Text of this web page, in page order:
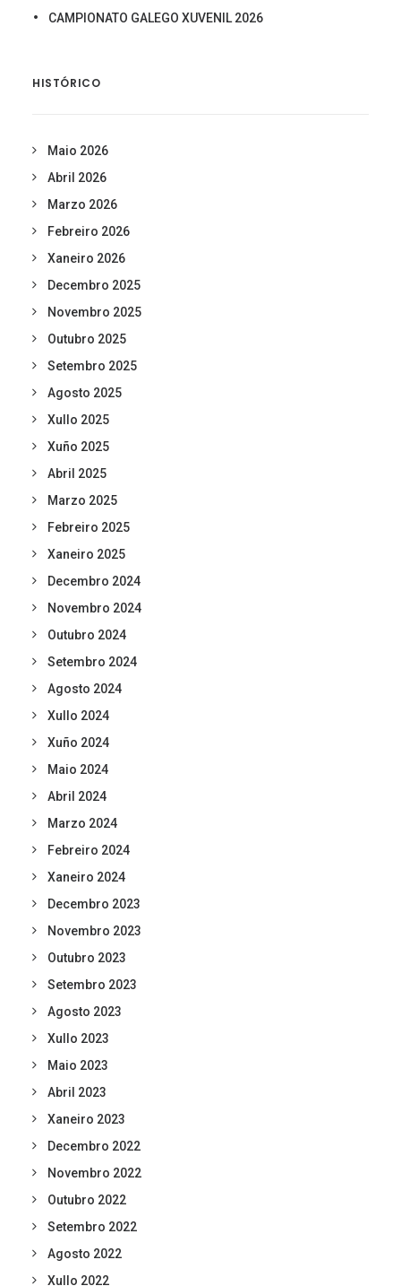
CAMPIONATO GALEGO XUVENIL 2026
HISTÓRICO
Maio 2026
Abril 2026
Marzo 2026
Febreiro 2026
Xaneiro 2026
Decembro 2025
Novembro 2025
Outubro 2025
Setembro 2025
Agosto 2025
Xullo 2025
Xuño 2025
Abril 2025
Marzo 2025
Febreiro 2025
Xaneiro 2025
Decembro 2024
Novembro 2024
Outubro 2024
Setembro 2024
Agosto 2024
Xullo 2024
Xuño 2024
Maio 2024
Abril 2024
Marzo 2024
Febreiro 2024
Xaneiro 2024
Decembro 2023
Novembro 2023
Outubro 2023
Setembro 2023
Agosto 2023
Xullo 2023
Maio 2023
Abril 2023
Xaneiro 2023
Decembro 2022
Novembro 2022
Outubro 2022
Setembro 2022
Agosto 2022
Xullo 2022